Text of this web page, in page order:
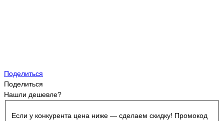
Поделиться
Поделиться
Нашли дешевле?
Если у конкурента цена ниже — сделаем скидку! Промокод